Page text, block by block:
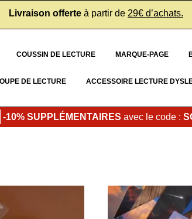
Livraison offerte à partir de 29€ d’achats.
COUSSIN DE LECTURE MARQUE-PAGE
DE LECTURE ACCESSOIRE LECTURE
-10% SUPPLÉMENTAIRES avec le code :